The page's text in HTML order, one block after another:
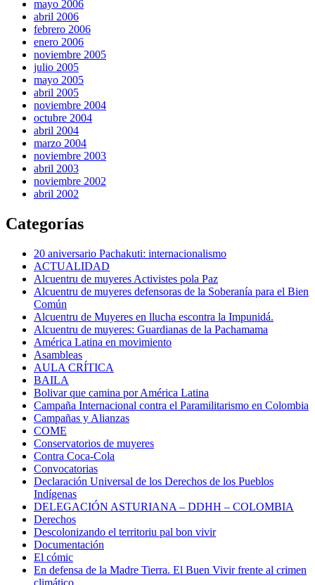
mayo 2006
abril 2006
febrero 2006
enero 2006
noviembre 2005
julio 2005
mayo 2005
abril 2005
noviembre 2004
octubre 2004
abril 2004
marzo 2004
noviembre 2003
abril 2003
noviembre 2002
abril 2002
Categorías
20 aniversario Pachakuti: internacionalismo
ACTUALIDAD
Alcuentru de muyeres Activistes pola Paz
Alcuentru de muyeres defensoras de la Soberanía para el Bien
Común
Alcuentru de Muyeres en llucha escontra la Impunidá.
Alcuentru de muyeres: Guardianas de la Pachamama
América Latina en movimiento
Asambleas
AULA CRÍTICA
BAILA
Bolivar que camina por América Latina
Campaña Internacional contra el Paramilitarismo en Colombia
Campañas y Alianzas
COME
Conservatorios de muyeres
Contra Coca-Cola
Convocatorias
Declaración Universal de los Derechos de los Pueblos
Indígenas
DELEGACIÓN ASTURIANA – DDHH – COLOMBIA
Derechos
Descolonizando el territoriu pal bon vivir
Documentación
El cómic
En defensa de la Madre Tierra. El Buen Vivir frente al crimen
climático